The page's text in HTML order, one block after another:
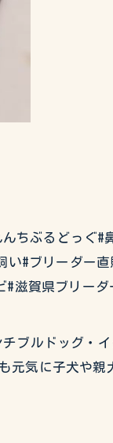
ちぶるどっぐ
#ブリーダー
#滋賀県ブリー
ブルドッグ・
元気に子犬や